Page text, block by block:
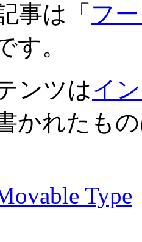
事は「 フ
す。
ンツはイ
かれたも
Type